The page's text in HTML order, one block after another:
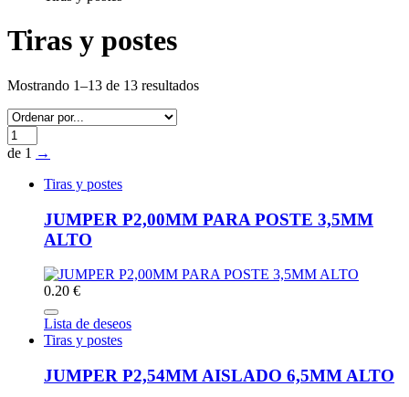
Tiras y postes
Mostrando 1–13 de 13 resultados
de 1 →
Tiras y postes
JUMPER P2,00MM PARA POSTE 3,5MM
ALTO
0.20 €
Lista de deseos
Tiras y postes
JUMPER P2,54MM AISLADO 6,5MM ALTO